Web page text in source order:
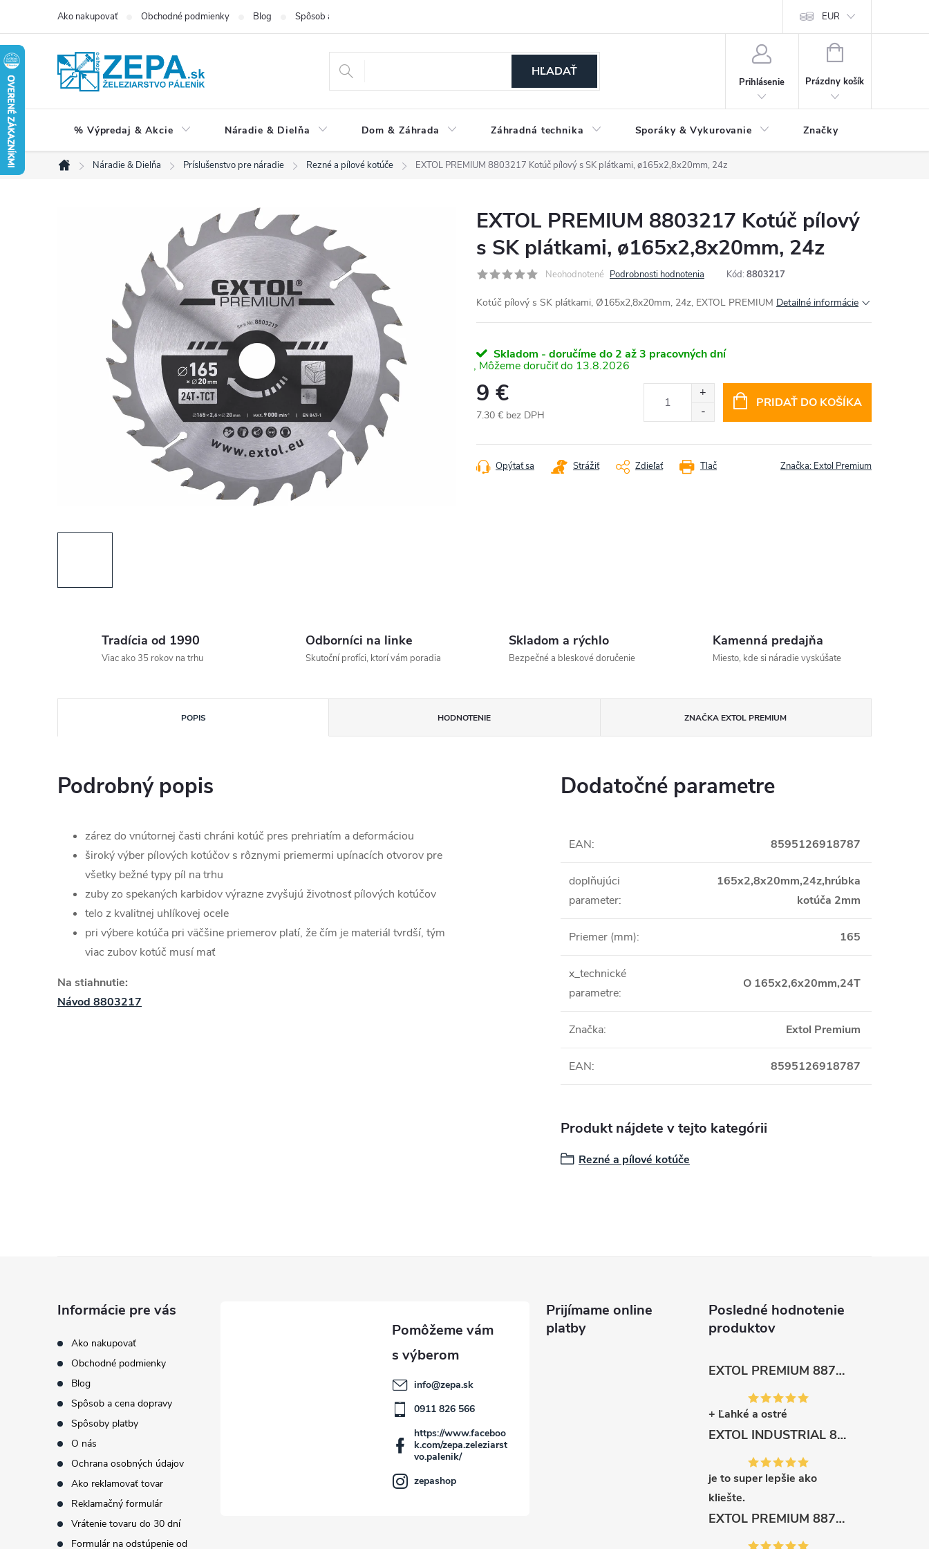
obsah
Ako nakupovať Obchodné podmienky Blog Spôsob a cena dopravy Reklamačný formulár
EUR
HĽADAŤ
Prihlásenie
NÁKUPNÝ
Prázdny košík
% Výpredaj & Akcie Náradie & Dielňa Dom & Záhrada Záhradná technika Sporáky & Vykurovanie Značky
Domov
Náradie & Dielňa Príslušenstvo pre náradie Rezné a pílové kotúče EXTOL PREMIUM 8803217 Kotúč pílový s SK plátkami, ø165x2,8x20mm, 24z
EXTOL PREMIUM 8803217 Kotúč pílový
s SK plátkami, ø165x2,8x20mm, 24z
Neohodnotené Podrobnosti hodnotenia Kód: 8803217
Kotúč pílový s SK plátkami, Ø165x2,8x20mm, 24z, EXTOL PREMIUM Detailné informácie
Skladom - doručíme do 2 až 3 pracovných dní
13.8.2026
9 €
7.30 € bez DPH
cena:
PRIDAŤ DO KOŠÍKA
Tlač
Opýtať sa Strážiť Zdieľať Značka: Extol Premium
Tradícia od 1990
Viac ako 35 rokov na trhu
Odborníci na linke
Skutoční profíci, ktorí vám poradia
Skladom a rýchlo
Bezpečné a bleskové doručenie
Kamenná predajňa
Miesto, kde si náradie vyskúšate
POPIS HODNOTENIE ZNAČKA EXTOL PREMIUM
Podrobný popis
zárez do vnútornej časti chráni kotúč pres prehriatím a deformáciou
široký výber pílových kotúčov s rôznymi priemermi upínacích otvorov pre
všetky bežné typy píl na trhu
zuby zo spekaných karbidov výrazne zvyšujú životnosť pílových kotúčov
telo z kvalitnej uhlíkovej ocele
pri výbere kotúča pri väčšine priemerov platí, že čím je materiál tvrdší, tým
viac zubov kotúč musí mať
Na stiahnutie:
Návod 8803217
Dodatočné parametre
EAN: 8595126918787
doplňujúci
parameter:
165x2,8x20mm,24z,hrúbka
kotúča 2mm
Priemer (mm): 165
x_technické
parametre:
O 165x2,6x20mm,24T
Značka: Extol Premium
EAN: 8595126918787
Produkt nájdete v tejto kategórii
Rezné a pílové kotúče
Informácie pre vás
Ako nakupovať
Obchodné podmienky
Blog
Spôsob a cena dopravy
Spôsoby platby
O nás
Ochrana osobných údajov
Ako reklamovať tovar
Reklamačný formulár
Vrátenie tovaru do 30 dní
Formulár na odstúpenie od
info@zepa.sk
0911 826 566
https://www.faceboo
k.com/zepa.zeleziarst
vo.palenik/
zepashop
Prijímame online
platby
Posledné hodnotenie
produktov
EXTOL PREMIUM 8872105 Nožnice záhradnícke dlhé úzke, 200mm, max. prestrih Ø6mm
+ Ľahké a ostré
EXTOL INDUSTRIAL 8791861 Viazač armatúr aku Share20V, bez aku, drôt 0,8mm, oko 8-34mm, bezuhlíkový motor
je to super lepšie ako
kliešte.
EXTOL PREMIUM 8871287 Sekera štiepacia 3500g, nylónová násada 910mm